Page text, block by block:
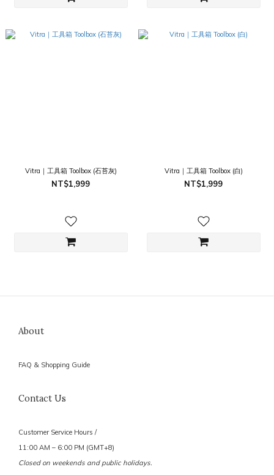
Vitra｜工具箱 Toolbox (石苔灰)
NT$1,999
Vitra｜工具箱 Toolbox (白)
NT$1,999
About
FAQ & Shopping Guide
Contact Us
Customer Service Hours /
11:00 AM – 6:00 PM (GMT+8)
Closed on weekends and public holidays.